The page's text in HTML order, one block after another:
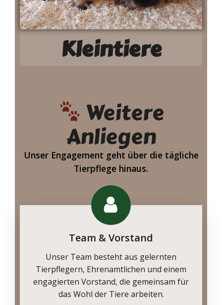
Kleintiere
Weitere
Anliegen
Unser Engagement geht über die tägliche
Tierpflege hinaus.
Team & Vorstand
Unser Team besteht aus gelernten
Tierpflegern, Ehrenamtlichen und einem
engagierten Vorstand, die gemeinsam für
das Wohl der Tiere arbeiten.